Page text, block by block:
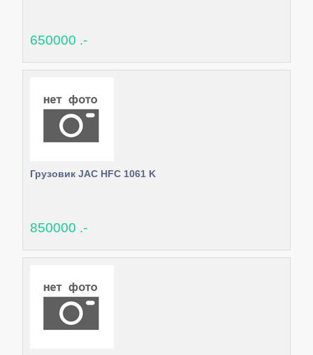
650000 .-
Грузовик JAC HFC 1061 K
850000 .-